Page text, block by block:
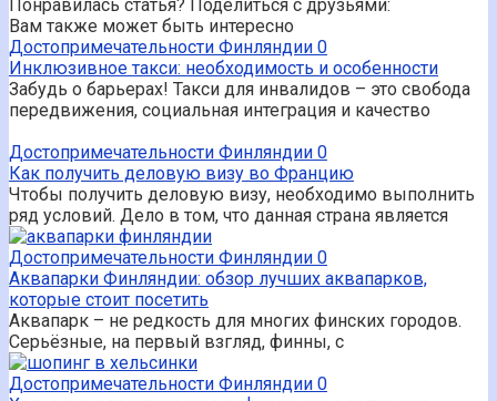
Понравилась статья? Поделиться с друзьями:
Вам также может быть интересно
Достопримечательности Финляндии 0
Инклюзивное такси: необходимость и особенности
Забудь о барьерах! Такси для инвалидов – это свобода
передвижения, социальная интеграция и качество
Достопримечательности Финляндии 0
Как получить деловую визу во Францию
Чтобы получить деловую визу, необходимо выполнить
ряд условий. Дело в том, что данная страна является
Достопримечательности Финляндии 0
Аквапарки Финляндии: обзор лучших аквапарков,
которые стоит посетить
Аквапарк – не редкость для многих финских городов.
Серьёзные, на первый взгляд, финны, с
Достопримечательности Финляндии 0